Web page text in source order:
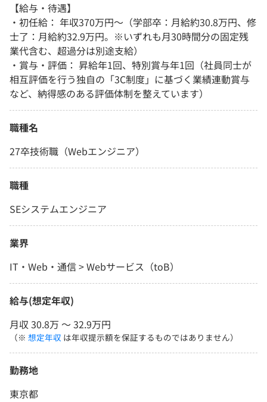
【給与・待遇】
・初任給： 年収370万円〜（学部卒：月給約30.8万円、修
士了：月給約32.9万円。※いずれも月30時間分の固定残
業代含む、超過分は別途支給）
・賞与・評価： 昇給年1回、特別賞与年1回（社員同士が
相互評価を行う独自の「3C制度」に基づく業績連動賞与
など、納得感のある評価体制を整えています）
職種名
27卒技術職（Webエンジニア）
職種
SEシステムエンジニア
業界
IT・Web・通信 > Webサービス（toB）
給与(想定年収)
月収 30.8万 〜 32.9万円
（※ 想定年収 は年収提示額を保証するものではありません）
勤務地
東京都